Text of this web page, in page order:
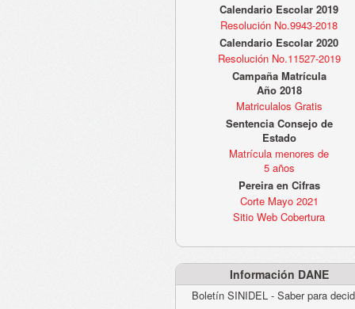
Calendario Escolar 2019
Resolución No.9943-2018
Calendario Escolar 2020
Resolución No.11527-2019
Campaña Matrícula
Año 2018
Matriculalos Gratis
Sentencia Consejo de
Estado
Matrícula menores de
5 años
Pereira en Cifras
Corte Mayo 2021
Sitio Web Cobertura
Información DANE
Boletín SINIDEL - Saber para